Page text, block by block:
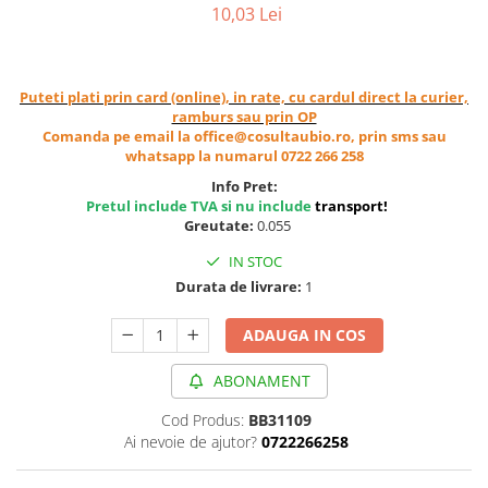
Apa
Sucuri
Vinuri, bere si alte bauturi
Energizante
Seminte bio pentru germinat
Seminte din plante oleaginoase
Fructe si legume Bio
Alimente de baza
10,03 Lei
Puteti plati prin card (online), in rate, cu cardul direct la curier,
ramburs sau prin OP
Comanda pe email la office@cosultaubio.ro, prin sms sau
whatsapp la numarul 0722 266 258
Info Pret:
Pretul include TVA si nu includetransport!
Greutate: 0.055
IN STOC
Durata de livrare: 1
ADAUGA IN COS
ABONAMENT
Cod Produs: BB31109
Ai nevoie de ajutor? 0722266258